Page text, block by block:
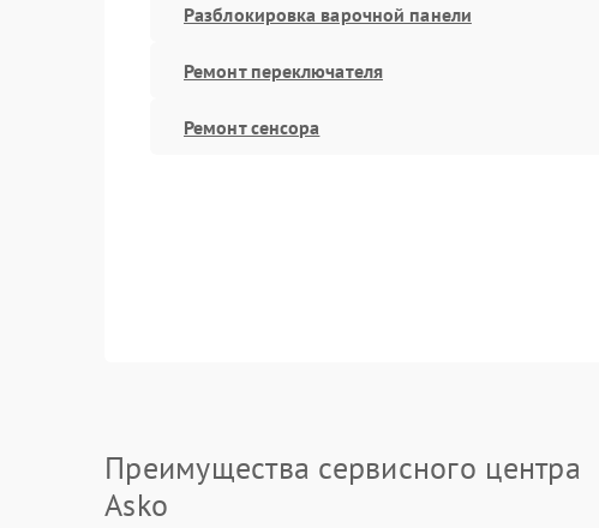
Разблокировка варочной панели
Ремонт переключателя
Ремонт сенсора
Преимущества сервисного центра
Asko